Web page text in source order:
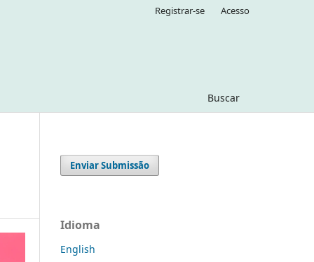
Buscar
Registrar-se Acesso
Enviar Submissão
Idioma
English